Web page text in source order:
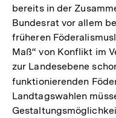
bereits in der
Bundesrat vor allem
früheren
Maß“ von Konflikt im
zur Landesebene
funktionierenden
Landtagswahlen